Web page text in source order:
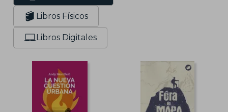
Libros Físicos
Libros Digitales